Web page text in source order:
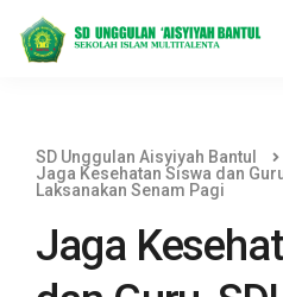
SD Unggulan Aisyiyah Bantul
Jaga Kesehatan Siswa dan
Laksanakan Senam Pagi
Jaga